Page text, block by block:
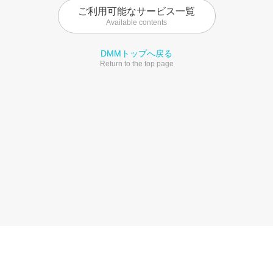
ご利用可能なサービス一覧
Available contents
DMMトップへ戻る
Return to the top page